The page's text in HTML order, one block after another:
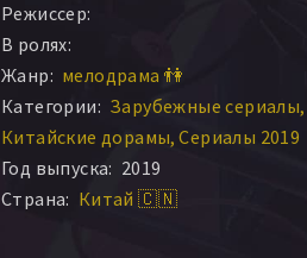
Режиссер:
В ролях:
Жанр: мелодрама 👫
Категории: Зарубежные сериалы
Китайские дорамы Сериалы 2019
Год выпуска: 2019
Страна: Китай 🇨🇳